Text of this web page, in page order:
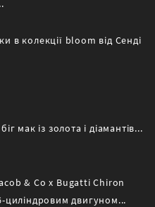
в колекції bloom від Сенді
мак із золота і діамантів...
& Co x Bugatti Chiron
двигуном...